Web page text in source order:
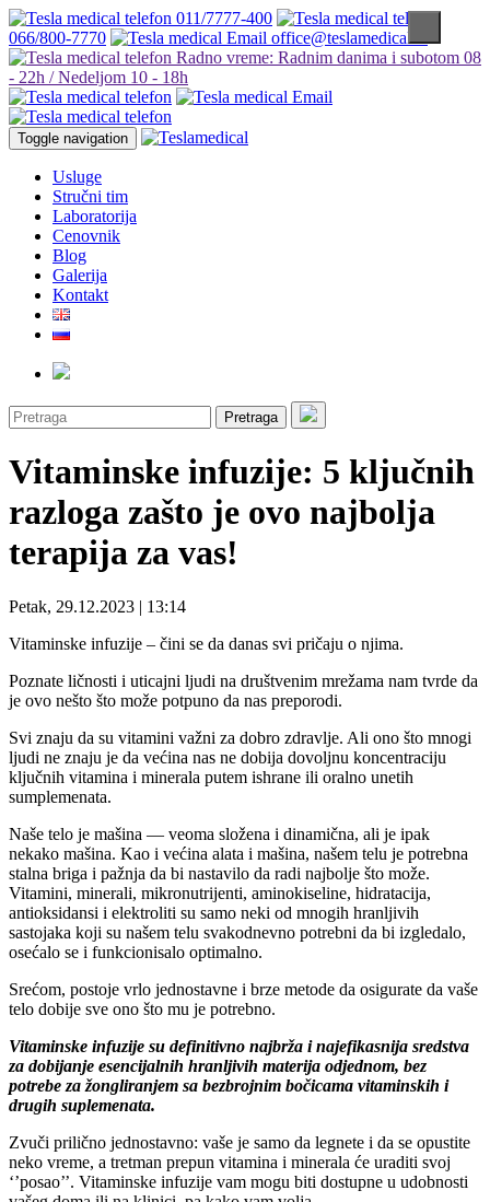
011/7777-400
066/800-7770
office@teslamedical.rs
Radno vreme: Radnim danima i subotom 08
- 22h / Nedeljom 10 - 18h
Toggle navigation
Usluge
Stručni tim
Laboratorija
Cenovnik
Blog
Galerija
Kontakt
Pretraga
Vitaminske infuzije: 5 ključnih
razloga zašto je ovo najbolja
terapija za vas!
Petak, 29.12.2023 | 13:14
Vitaminske infuzije – čini se da danas svi pričaju o njima.
Poznate ličnosti i uticajni ljudi na društvenim mrežama nam tvrde da
je ovo nešto što može potpuno da nas preporodi.
Svi znaju da su vitamini važni za dobro zdravlje. Ali ono što mnogi
ljudi ne znaju je da većina nas ne dobija dovoljnu koncentraciju
ključnih vitamina i minerala putem ishrane ili oralno unetih
sumplemenata.
Naše telo je mašina — veoma složena i dinamična, ali je ipak
nekako mašina. Kao i većina alata i mašina, našem telu je potrebna
stalna briga i pažnja da bi nastavilo da radi najbolje što može.
Vitamini, minerali, mikronutrijenti, aminokiseline, hidratacija,
antioksidansi i elektroliti su samo neki od mnogih hranljivih
sastojaka koji su našem telu svakodnevno potrebni da bi izgledalo,
osećalo se i funkcionisalo optimalno.
Srećom, postoje vrlo jednostavne i brze metode da osigurate da vaše
telo dobije sve ono što mu je potrebno.
Vitaminske infuzije su definitivno najbrža i najefikasnija sredstva
za dobijanje esencijalnih hranljivih materija odjednom, bez
potrebe za žongliranjem sa bezbrojnim bočicama vitaminskih i
drugih suplemenata.
Zvuči prilično jednostavno: vaše je samo da legnete i da se opustite
neko vreme, a tretman prepun vitamina i minerala će uraditi svoj
‘’posao’’. Vitaminske infuzije vam mogu biti dostupne u udobnosti